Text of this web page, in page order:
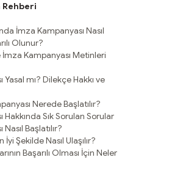
İmza Kampanyası Nasıl
Olunur?
Kampanyası Metinleri
Yasal mı? Dilekçe Hakkı ve
Nerede Başlatılır?
Hakkında Sık Sorulan Sorular
Başlatılır?
Şekilde Nasıl Ulaşılır?
Başarılı Olması İçin Neler